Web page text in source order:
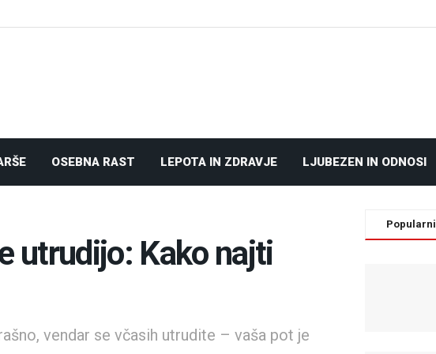
OSEBNA RAST LEPOTA IN ZDRAVJE LJUBEZEN IN ODNOSI
utrudijo: Kako najti
vendar se včasih utrudite – vaša pot je
Popularni